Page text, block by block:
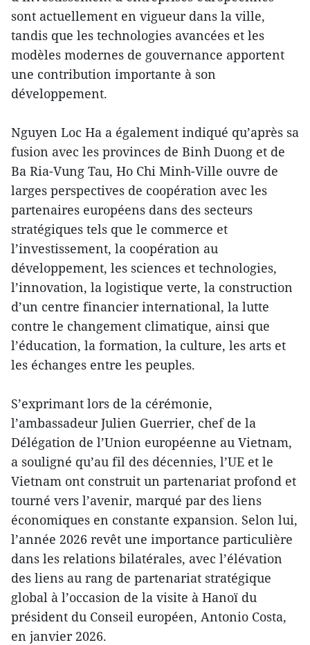
sont actuellement en vigueur dans la ville,
tandis que les technologies avancées et les
modèles modernes de gouvernance apportent
une contribution importante à son
développement.
Nguyen Loc Ha a également indiqué qu’après sa
fusion avec les provinces de Binh Duong et de
Ba Ria-Vung Tau, Ho Chi Minh-Ville ouvre de
larges perspectives de coopération avec les
partenaires européens dans des secteurs
stratégiques tels que le commerce et
l’investissement, la coopération au
développement, les sciences et technologies,
l’innovation, la logistique verte, la construction
d’un centre financier international, la lutte
contre le changement climatique, ainsi que
l’éducation, la formation, la culture, les arts et
les échanges entre les peuples.
S’exprimant lors de la cérémonie,
l’ambassadeur Julien Guerrier, chef de la
Délégation de l’Union européenne au Vietnam,
a souligné qu’au fil des décennies, l’UE et le
Vietnam ont construit un partenariat profond et
tourné vers l’avenir, marqué par des liens
économiques en constante expansion. Selon lui,
l’année 2026 revêt une importance particulière
dans les relations bilatérales, avec l’élévation
des liens au rang de partenariat stratégique
global à l’occasion de la visite à Hanoï du
président du Conseil européen, Antonio Costa,
en janvier 2026.